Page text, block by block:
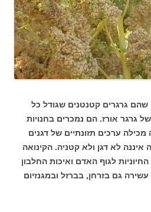
שהם גרגרים קטנטנים שגודל כל
גרגר אורז. הם נמכרים בחנויות
ערכים תזונתיים של דגנים
לא דגן ולא קטניה. הקינואה
לגוף האדם ואיכות החלבון
גם בזרחן, בברזל ובמגנזיום